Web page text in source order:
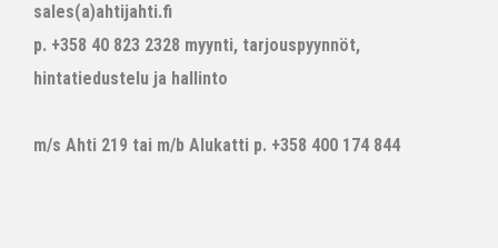
sales(a)ahtijahti.fi
p. +358 40 823 2328 myynti, tarjouspyynnöt,
hintatiedustelu ja hallinto
m/s Ahti 219 tai m/b Alukatti p. +358 400 174 844